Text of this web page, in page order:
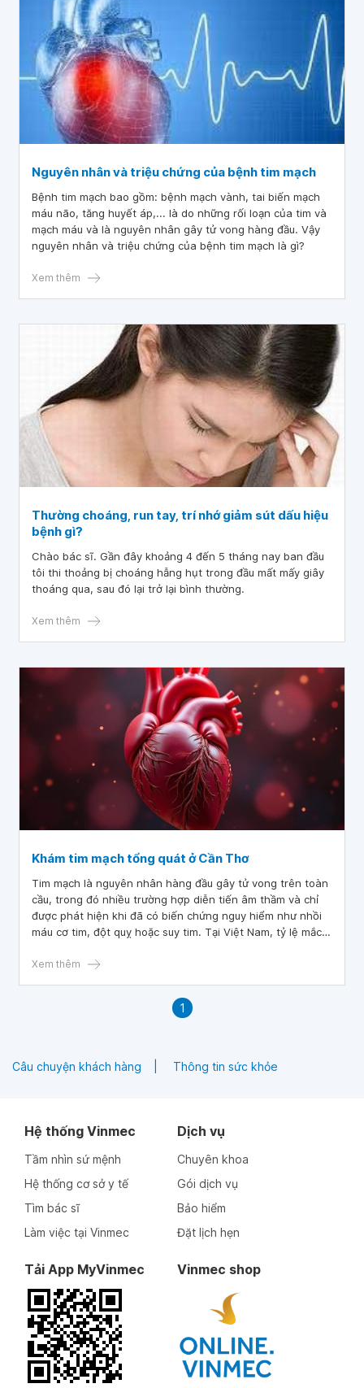
Nguyên nhân và triệu chứng của bệnh tim mạch
Bệnh tim mạch bao gồm: bệnh mạch vành, tai biến mạch
máu não, tăng huyết áp,... là do những rối loạn của tim và
mạch máu và là nguyên nhân gây tử vong hàng đầu. Vậy
nguyên nhân và triệu chứng của bệnh tim mạch là gì?
Xem thêm
Thường choáng, run tay, trí nhớ giảm sút dấu hiệu
bệnh gì?
Chào bác sĩ. Gần đây khoảng 4 đến 5 tháng nay ban đầu
tôi thi thoảng bị choáng hẫng hụt trong đầu mất mấy giây
thoáng qua, sau đó lại trở lại bình thường.
Xem thêm
Khám tim mạch tổng quát ở Cần Thơ
Tim mạch là nguyên nhân hàng đầu gây tử vong trên toàn
cầu, trong đó nhiều trường hợp diễn tiến âm thầm và chỉ
được phát hiện khi đã có biến chứng nguy hiểm như nhồi
máu cơ tim, đột quỵ hoặc suy tim. Tại Việt Nam, tỷ lệ mắc
nhóm người trên 40 tuổi, người có lối sống ít vận động,
tiền sử gia đình mắc bệnh tim. Thực hiện khám tim mạch
tổng quát định kỳ không chỉ giúp đánh giá sức khỏe tim
Xem thêm
1
Câu chuyện khách hàng Thông tin sức khỏe
Hệ thống Vinmec
Tầm nhìn sứ mệnh
Hệ thống cơ sở y tế
Tìm bác sĩ
Làm việc tại Vinmec
Dịch vụ
Chuyên khoa
Gói dịch vụ
Bảo hiểm
Đặt lịch hẹn
Tải App MyVinmec Vinmec shop